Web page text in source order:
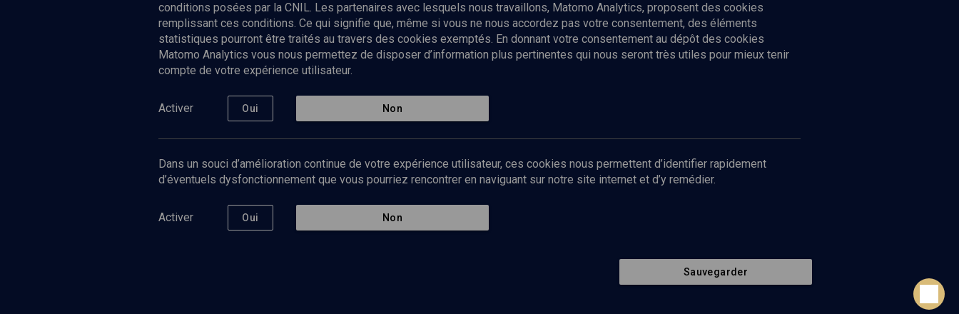
Nos Chaines
Culture
Limoud
Université
Podcast
Politique de protection des données
personnelles
Mentions légales
Contact
Retour en haut de page
conditions posées par la CNIL. Les partenaires avec lesquels nous travaillons, Matomo Analytics, proposent des cookies
remplissant ces conditions. Ce qui signifie que, même si vous ne nous accordez pas votre consentement, des éléments
statistiques pourront être traités au travers des cookies exemptés. En donnant votre consentement au dépôt des cookies
Matomo Analytics vous nous permettez de disposer d’information plus pertinentes qui nous seront très utiles pour mieux tenir
compte de votre expérience utilisateur.
Activer Oui Non
Dans un souci d’amélioration continue de votre expérience utilisateur, ces cookies nous permettent d’identifier rapidement
d’éventuels dysfonctionnement que vous pourriez rencontrer en naviguant sur notre site internet et d’y remédier.
Activer Oui Non
Sauvegarder